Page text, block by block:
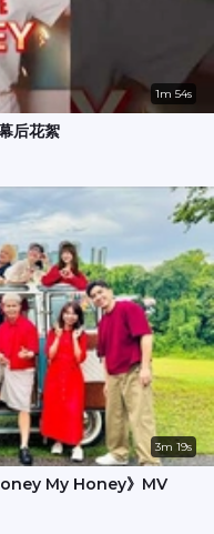
1m 54s
后花絮
3m 19s
My Honey》MV